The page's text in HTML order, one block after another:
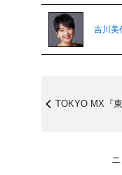
吉川美
TOKYO MX『東京ホンマもん教